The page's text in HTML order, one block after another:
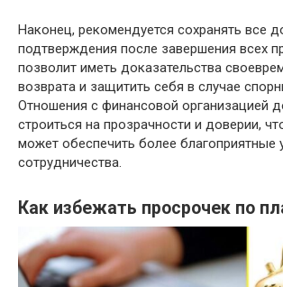
Наконец, рекомендуется сохранять все
подтверждения после завершения всех
позволит иметь доказательства
возврата и защитить себя в случае
Отношения с финансовой организацией
строиться на прозрачности и доверии,
может обеспечить более благоприятные
сотрудничества.
Как избежать просрочек по